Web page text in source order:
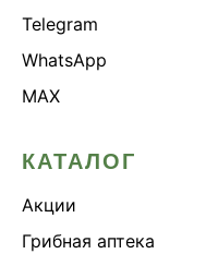
Telegram
WhatsApp
MAX
КАТАЛОГ
Акции
Грибная аптека